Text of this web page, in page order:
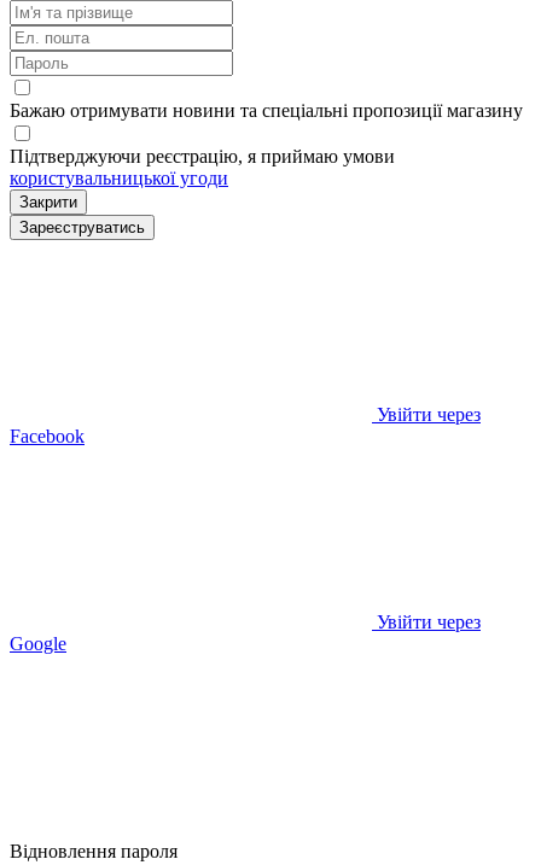
Бажаю отримувати новини та спеціальні пропозиціїмагазину
Підтверджуючи реєстрацію, я приймаю умови
користувальницької угоди
Закрити
Зареєструватись
Увійти через
Facebook
Увійти через
Google
Відновлення пароля